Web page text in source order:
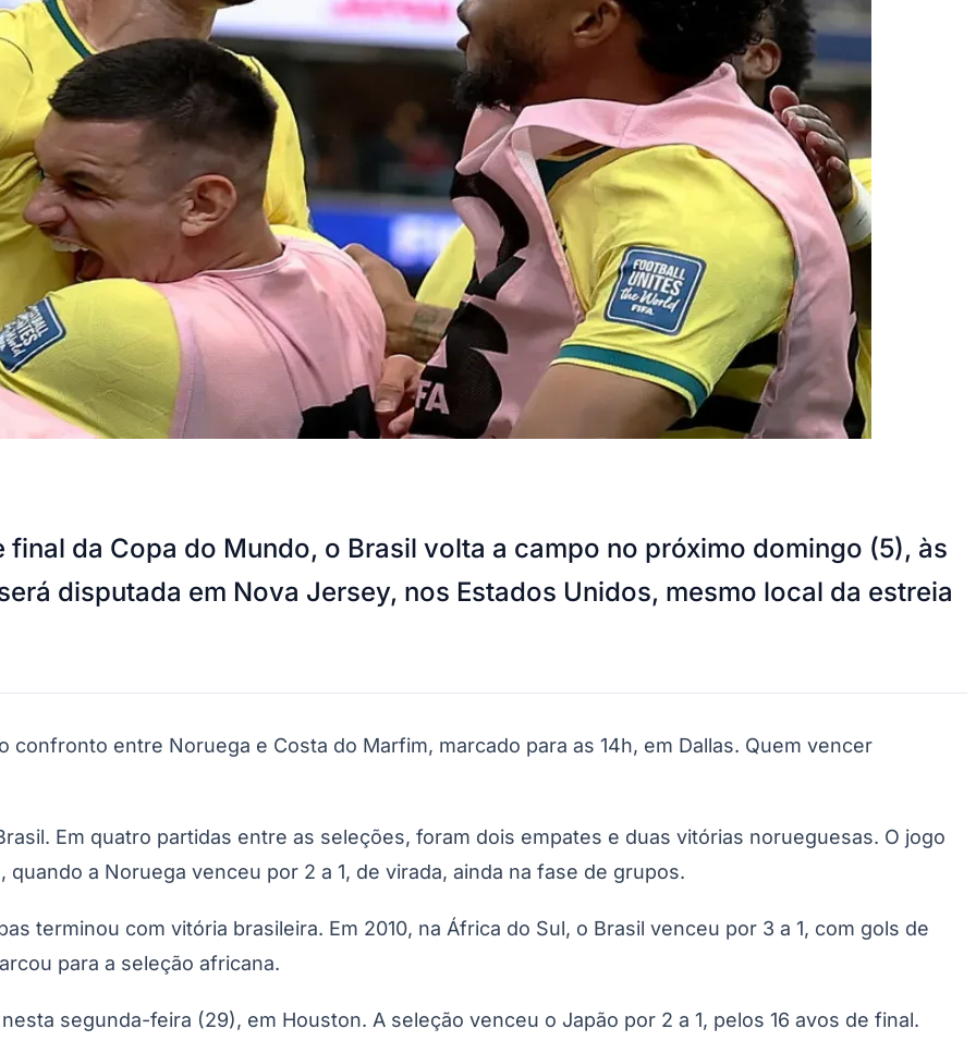
Bom JesusAraçariguamaCajamarCaieiras Franco da RochaFrancisco Morato Taboão da Serra Embu das Artes
São Roque
da Copa do Mundo, o Brasil volta a campo no próximo domingo (5), às
disputada em Nova Jersey, nos Estados Unidos, mesmo local da estreia
entre Noruega e Costa do Marfim, marcado para as 14h, em Dallas. Quem vencer
Em quatro partidas entre as seleções, foram dois empates e duas vitórias norueguesas. O jogo
a Noruega venceu por 2 a 1, de virada, ainda na fase de grupos.
terminou com vitória brasileira. Em 2010, na África do Sul, o Brasil venceu por 3 a 1, com gols de
para a seleção africana.
segunda-feira (29), em Houston. A seleção venceu o Japão por 2 a 1, pelos 16 avos de final.